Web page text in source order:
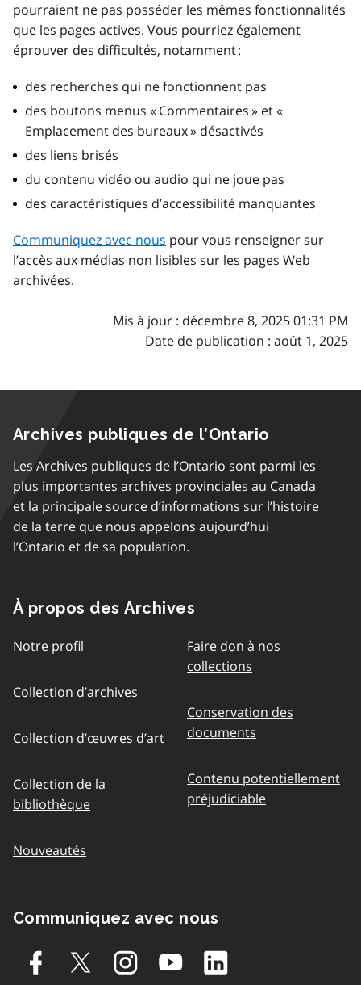
pourraient ne pas posséder les mêmes fonctionnalités
que les pages actives. Vous pourriez également
éprouver des difficultés, notamment :
des recherches qui ne fonctionnent pas
des boutons menus « Commentaires » et «
Emplacement des bureaux » désactivés
des liens brisés
du contenu vidéo ou audio qui ne joue pas
des caractéristiques d’accessibilité manquantes
Communiquez avec nous pour vous renseigner sur
l’accès aux médias non lisibles sur les pages Web
archivées.
Mis à jour : décembre 8, 2025 01:31 PM
Date de publication : août 1, 2025
Archives publiques de l’Ontario
Les Archives publiques de l’Ontario sont parmi les
plus importantes archives provinciales au Canada
et la principale source d’informations sur l’histoire
de la terre que nous appelons aujourd’hui
l’Ontario et de sa population.
À propos des Archives
Notre profil
Collection d’archives
Collection d’œuvres d’art
Collection de la
bibliothèque
Nouveautés
Faire don à nos
collections
Conservation des
documents
Contenu potentiellement
préjudiciable
Communiquez avec nous